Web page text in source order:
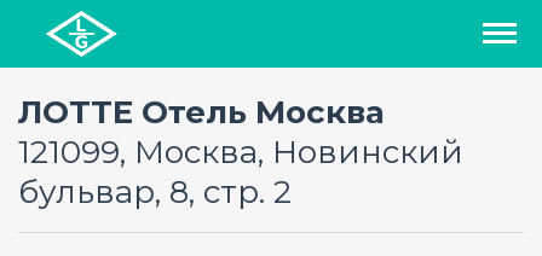
СПИСОК ОТЕЛЕЙ
РЕГИОНЫ
О ПРОЕКТЕ
ЛОТТЕ Отель Москва
121099, Москва, Новинский
бульвар, 8, стр. 2